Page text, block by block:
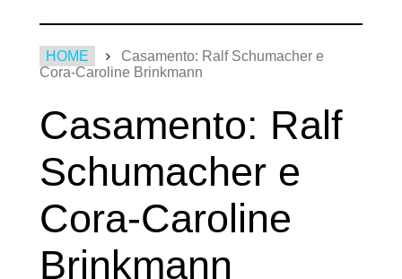
Cora-Caroline Brinkmann
Casamento: Ralf
Schumacher e
Cora-Caroline
Brinkmann